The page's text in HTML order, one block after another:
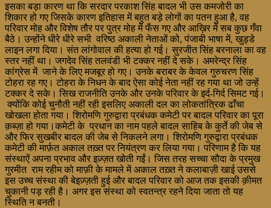
इसका बड़ा कारण था कि सरदार परकाश सिंह बादल भी उस कमजोरी का
शिकार हो गए जिसके कारण इतिहास में बहुत बड़े लोगों का पतन हुआ है, वह
परिवार मोह और विशेष तौर पर पुत्र मोह में फँस गए और आख़िर में सब कुछ गँवा
बैठे। उन्होंने धीरे धीरे सभी वरिष्ठ अकाली नेताओं को, पंजाबी भाषा में, खुड्डे
लाइन लगा दिया। संत लांगोवाल की हत्या हो गई। सुरजीत सिंह बरनाला का वह
स्तर नहीं था। जगदेव सिंह तलवंडी भी टक्कर नहीं दे सके। अमरेन्द्र सिंह
कांग्रेस में जाने के लिए मजबूर हो गए। उनके बराबर के केवल गुरुचरण सिंह
टोहरा रह गए। टोहरा के निधन के बाद ऐसा कोई नेता नहीं रह गया था जो उन्हें
टक्कर दे सके। सिख राजनीति उनके और उनके परिवार के इर्द-गिर्द सिमट गई।
क्योंकि कोई चुनौती नहीं रही इसलिए अकाली दल का लोकतांत्रिक ढाँचा
खोखला होता गया। शिरोमणि गुरुद्वारा प्रबंधक कमेटी पर बादल परिवार का पूरा
क़ब्ज़ा हो गया।कमेटी के प्रधान का नाम पहले बादल साहिब के कुर्ते की जेब से
और फिर सुखबीर बादल की जेब से निकलने लगा। शिरोमणि गुरुद्वारा प्रबंधक
कमेटी की मार्फ़त अकाल तख़्त पर नियंत्रण कर लिया गया। परिणाम है कि यह
संस्थाऐं अपना प्रभाव और इज़्ज़त खोती गईं। जिस तरह सच्चा सौदा के प्रमुख
गुरमीत राम रहीम को माफ़ी के मामले में अकाल तख़्त ने कलाबाज़ी खाई उससे
इस उच्च संस्था की बेइज़्ज़ती हुई और बादल परिवार को आज तक इसकी क़ीमत
चुकानी पड़ रही है। अगर इस संस्था को स्वतन्त्र रहने दिया जाता तो यह
स्थिति न बनती।